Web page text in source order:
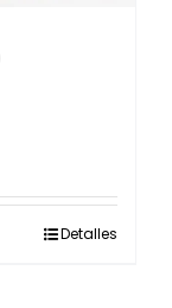
Detalles